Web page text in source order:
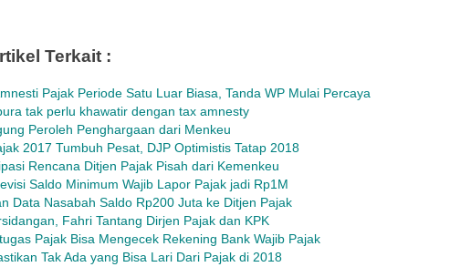
Terkait :
Pajak Periode Satu Luar Biasa, Tanda WP Mulai Percaya
tak perlu khawatir dengan tax amnesty
Peroleh Penghargaan dari Menkeu
2017 Tumbuh Pesat, DJP Optimistis Tatap 2018
Rencana Ditjen Pajak Pisah dari Kemenkeu
Saldo Minimum Wajib Lapor Pajak jadi Rp1M
Data Nasabah Saldo Rp200 Juta ke Ditjen Pajak
Fahri Tantang Dirjen Pajak dan KPK
Pajak Bisa Mengecek Rekening Bank Wajib Pajak
Tak Ada yang Bisa Lari Dari Pajak di 2018